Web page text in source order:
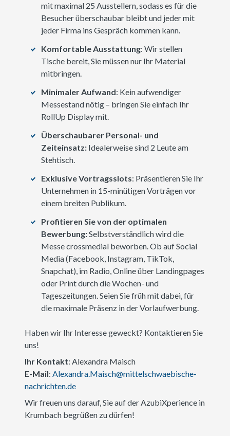
mit maximal 25 Ausstellern, sodass es für die
Besucher überschaubar bleibt und jeder mit
jeder Firma ins Gespräch kommen kann.
Komfortable Ausstattung: Wir stellen
Tische bereit, Sie müssen nur Ihr Material
mitbringen.
Minimaler Aufwand: Kein aufwendiger
Messestand nötig – bringen Sie einfach Ihr
RollUp Display mit.
Überschaubarer Personal- und
Zeiteinsatz: Idealerweise sind 2 Leute am
Stehtisch.
Exklusive Vortragsslots: Präsentieren Sie Ihr
Unternehmen in 15-minütigen Vorträgen vor
einem breiten Publikum.
Profitieren Sie von der optimalen
Bewerbung:Selbstverständlich wird die
Messe crossmedial beworben. Ob auf Social
Media (Facebook, Instagram, TikTok,
Snapchat), im Radio, Online über Landingpages
oder Print durch die Wochen- und
Tageszeitungen. Seien Sie früh mit dabei, für
die maximale Präsenz in der Vorlaufwerbung.
Haben wir Ihr Interesse geweckt? Kontaktieren Sie
uns!
Ihr Kontakt: Alexandra Maisch
E-Mail: Alexandra.Maisch@mittelschwaebische-
nachrichten.de
Wir freuen uns darauf, Sie auf der AzubiXperience in
Krumbach begrüßen zu dürfen!